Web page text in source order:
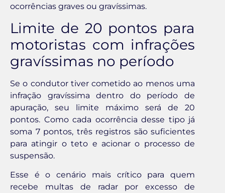
ocorrências graves ou gravíssimas.
Limite de 20 pontos para
motoristas com infrações
gravíssimas no período
Se o condutor tiver cometido ao menos uma
infração gravíssima dentro do período de
apuração, seu limite máximo será de 20
pontos. Como cada ocorrência desse tipo já
soma 7 pontos, três registros são suficientes
para atingir o teto e acionar o processo de
suspensão.
Esse é o cenário mais crítico para quem
recebe multas de radar por excesso de